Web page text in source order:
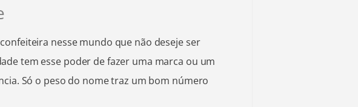
nesse mundo que não deseje ser
tem esse poder de fazer uma marca ou um
Só o peso do nome traz um bom número